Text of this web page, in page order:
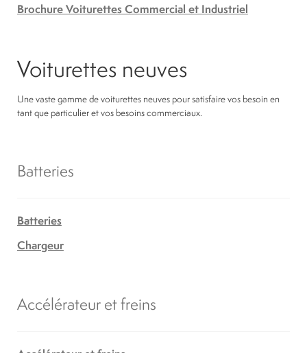
Brochure Voiturettes Commercial et Industriel
Voiturettes neuves
Une vaste gamme de voiturettes neuves pour satisfaire vos besoin en
tant que particulier et vos besoins commerciaux.
Batteries
Batteries
Chargeur
Accélérateur et freins